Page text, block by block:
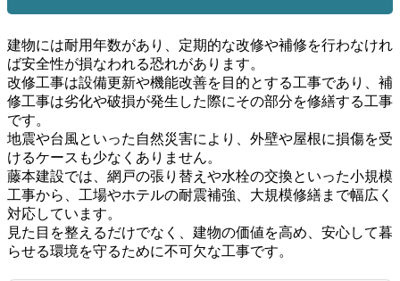
建物には耐用年数があり、定期的な改修や補修を行わなけれ
ば安全性が損なわれる恐れがあります。
改修工事は設備更新や機能改善を目的とする工事であり、補
修工事は劣化や破損が発生した際にその部分を修繕する工事
です。
地震や台風といった自然災害により、外壁や屋根に損傷を受
けるケースも少なくありません。
藤本建設では、網戸の張り替えや水栓の交換といった小規模
工事から、工場やホテルの耐震補強、大規模修繕まで幅広く
対応しています。
見た目を整えるだけでなく、建物の価値を高め、安心して暮
らせる環境を守るために不可欠な工事です。